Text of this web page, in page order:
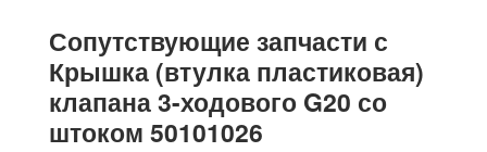
Сопутствующие запчасти с
Крышка (втулка пластиковая)
клапана 3-ходового G20 со
штоком 50101026